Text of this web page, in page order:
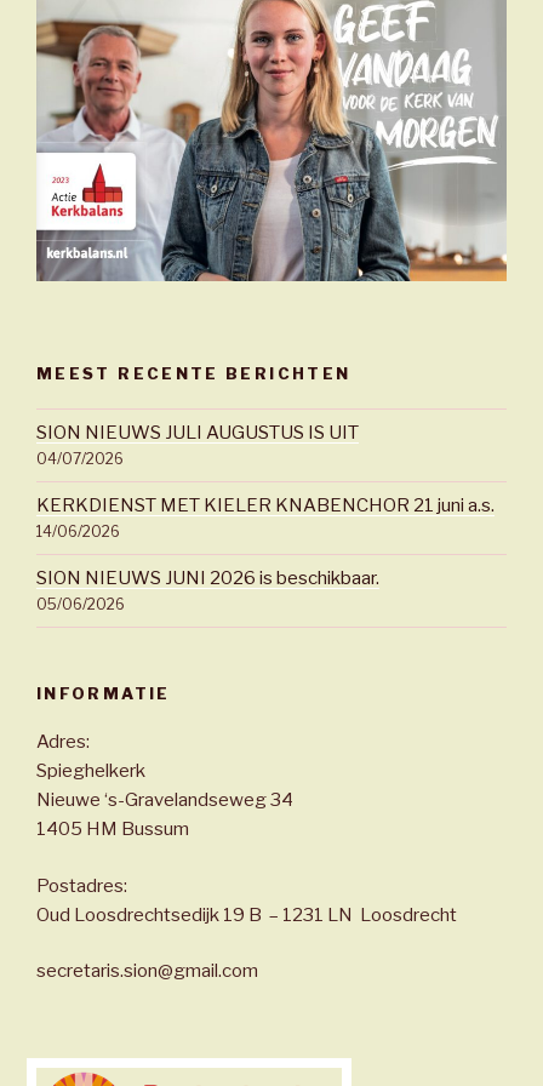
MEEST RECENTE BERICHTEN
SION NIEUWS JULI AUGUSTUS IS UIT
04/07/2026
KERKDIENST MET KIELER KNABENCHOR 21 juni a.s.
14/06/2026
SION NIEUWS JUNI 2026 is beschikbaar.
05/06/2026
INFORMATIE
Adres:
Spieghelkerk
Nieuwe ‘s-Gravelandseweg 34
1405 HM Bussum
Postadres:
Oud Loosdrechtsedijk 19 B – 1231 LN Loosdrecht
secretaris.sion@gmail.com